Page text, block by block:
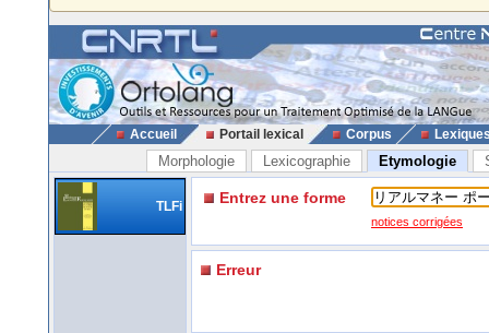
Accueil Portail lexical Corpus
Morphologie Lexicographie Etymologie
TLFi Entrez une forme
notices corrigées
Erreur